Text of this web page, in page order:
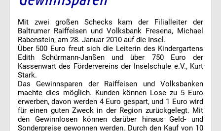
Mit zwei großen Schecks kam der Filialleiter der
Baltrumer Raiffeisen und Volksbank Fresena, Michael
Rabenstein, am 28. Januar 2010 auf die Insel.
Über 500 Euro freut sich die Leiterin des Kindergartens
Edith Schürmann-Janßen und über 750 Euro der
Kassenwart des Fördervereins der Inselschule e.V., Kurt
Stark.
Das Gewinnsparen der Raiffeisen und Volksbanken
machte dies möglich. Kunden können Lose zu 5 Euro
erwerben, davon werden 4 Euro gespart, und 1 Euro wird
für einen guten Zweck in der Region zurückgelegt. Mit
den Gewinnlosen können darüber hinaus Geld- und
Sonderpreise gewonnen werden. Durch den Kauf von 10